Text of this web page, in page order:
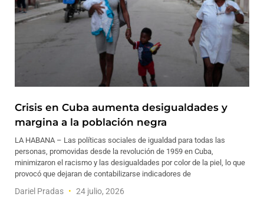
Crisis en Cuba aumenta desigualdades y
margina a la población negra
LA HABANA – Las políticas sociales de igualdad para todas las
personas, promovidas desde la revolución de 1959 en Cuba,
minimizaron el racismo y las desigualdades por color de la piel, lo que
provocó que dejaran de contabilizarse indicadores de
Dariel Pradas 24 julio, 2026